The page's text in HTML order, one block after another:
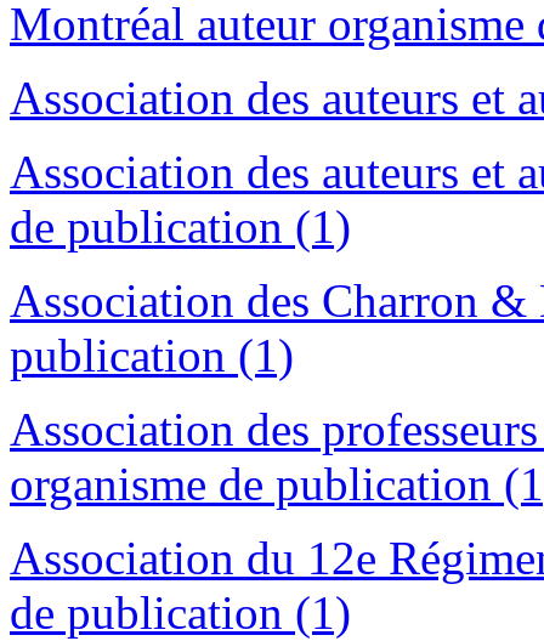
Montréal auteur
Association des auteurs et
Association des auteurs et
de publication (1)
Association des Charron &
publication (1)
Association des
organisme de publication
Association du 12e
de publication (1)